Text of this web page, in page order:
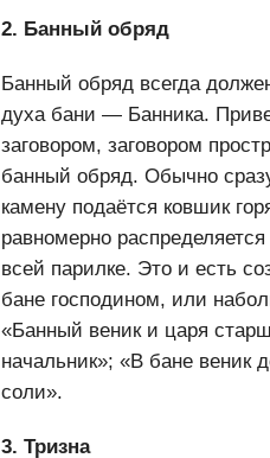
Банный обряд всегда
духа бани — Банника.
заговором, заговором
банный обряд. Обычно сразу
камену подаётся ковшик
равномерно
всей парилке. Это и есть
бане господином, или
«Банный веник и царя
начальник»; «В бане веник